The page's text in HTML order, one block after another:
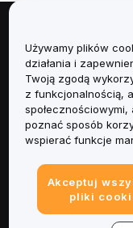
Informacje
Usługi
Obsługa
Informacje
Używamy plików
działania i
Twoją zgodą
z funkcjonalnością,
poznać sposób
wspierać funkcje
Akceptuj
pliki